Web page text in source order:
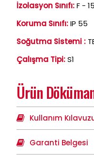
İzolasyon Sınıfı:F -
Koruma Sınıfı:IP 55
Soğutma Sistemi :
Çalışma Tipi:S1
Ürün
Kullanım
Garanti Belgesi